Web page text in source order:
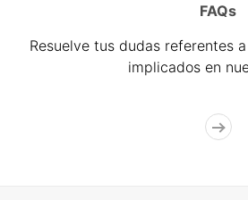
FAQs
Resuelve tus dudas referentes
implicados en